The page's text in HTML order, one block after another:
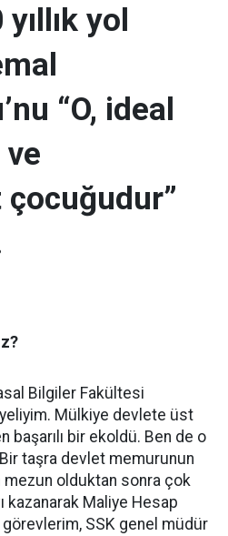
yol
“O, ideal
Bilgiler Fakültesi
Mülkiye devlete üst
bir ekoldü. Ben de o
taşra devlet memurunun
mezun olduktan sonra çok
kazanarak Maliye Hesap
görevlerim, SSK genel müdür